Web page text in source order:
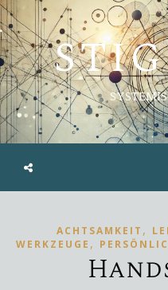
ACHTSAMKEIT ,
WERKZEUGE ,